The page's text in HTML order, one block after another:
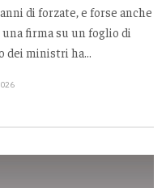
di forzate, e forse anche
firma su un foglio di
dei ministri ha...